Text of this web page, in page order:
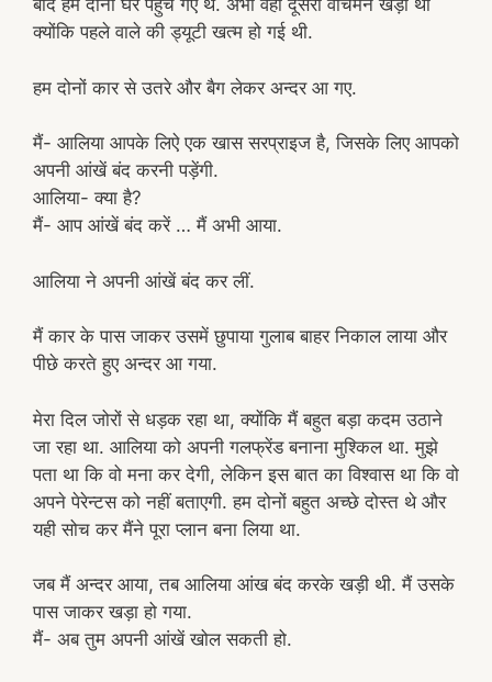
बाद हम दोनों घर पहुँच गए थे. अभी वहां दूसरा वाचमैन खड़ा था
क्योंकि पहले वाले की ड्यूटी खत्म हो गई थी.
हम दोनों कार से उतरे और बैग लेकर अन्दर आ गए.
मैं- आलिया आपके लिऐ एक खास सरप्राइज है, जिसके लिए आपको
अपनी आंखें बंद करनी पड़ेंगी.
आलिया- क्या है?
मैं- आप आंखें बंद करें … मैं अभी आया.
आलिया ने अपनी आंखें बंद कर लीं.
मैं कार के पास जाकर उसमें छुपाया गुलाब बाहर निकाल लाया और
पीछे करते हुए अन्दर आ गया.
मेरा दिल जोरों से धड़क रहा था, क्योंकि मैं बहुत बड़ा कदम उठाने
जा रहा था. आलिया को अपनी गलफ्रेंड बनाना मुश्किल था. मुझे
पता था कि वो मना कर देगी, लेकिन इस बात का विश्वास था कि वो
अपने पेरेन्टस को नहीं बताएगी. हम दोनों बहुत अच्छे दोस्त थे और
यही सोच कर मैंने पूरा प्लान बना लिया था.
जब मैं अन्दर आया, तब आलिया आंख बंद करके खड़ी थी. मैं उसके
पास जाकर खड़ा हो गया.
मैं- अब तुम अपनी आंखें खोल सकती हो.